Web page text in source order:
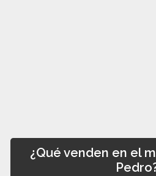
¿Qué venden en el